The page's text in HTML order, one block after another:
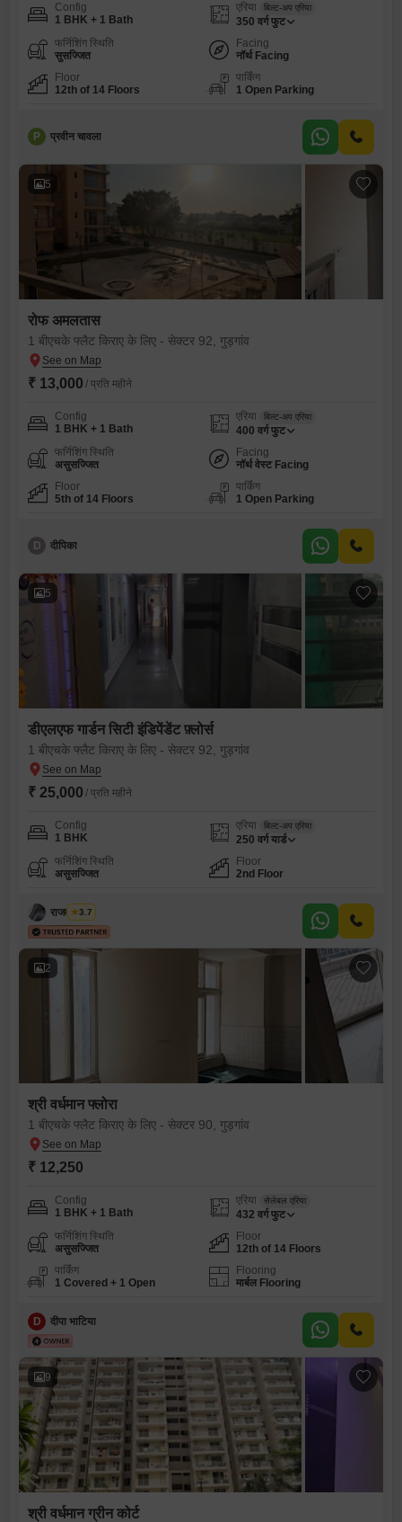
Config
1 BHK + 1 Bath
एरिया बिल्ट-अप एरिया
350 वर्ग फुट
फर्निशिंग स्थिति
सुसज्जित
Facing
नॉर्थ Facing
Floor
12th of 14 Floors
पार्किंग
1 Open Parking
P प्रवीन चावला
5
रोफ अमलतास
1 बीएचके फ्लैट किराए के लिए - सेक्टर 92, गुड़गांव
₹ 13,000 / प्रति महीने
Config
1 BHK + 1 Bath
एरिया बिल्ट-अप एरिया
400 वर्ग फुट
फर्निशिंग स्थिति
असुसज्जित
Facing
नॉर्थ वेस्ट Facing
Floor
5th of 14 Floors
पार्किंग
1 Open Parking
D दीपिका
5
डीएलएफ गार्डन सिटी इंडिपेंडेंट फ़्लोर्स
1 बीएचके फ्लैट किराए के लिए - सेक्टर 92, गुड़गांव
₹ 25,000 / प्रति महीने
Config
1 BHK
एरिया बिल्ट-अप एरिया
250 वर्ग यार्ड
फर्निशिंग स्थिति
असुसज्जित
Floor
2nd Floor
राजवीर सिंघ
3.7
2
श्री वर्धमान फ्लोरा
1 बीएचके फ्लैट किराए के लिए - सेक्टर 90, गुड़गांव
₹ 12,250
Config
1 BHK + 1 Bath
एरिया सेलेबल एरिया
432 वर्ग फुट
फर्निशिंग स्थिति
असुसज्जित
Floor
12th of 14 Floors
पार्किंग
1 Covered + 1 Open
Flooring
मार्बल Flooring
D दीपा भाटिया
9
श्री वर्धमान ग्रीन कोर्ट